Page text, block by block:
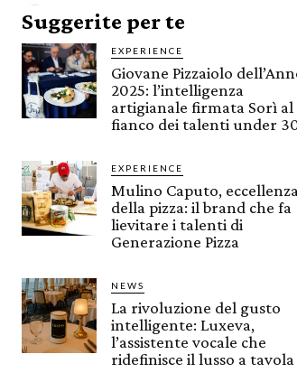
Suggerite per te
EXPERIENCE
Giovane Pizzaiolo
2025: l’intelligenza
artigianale firmata Sorì al
fianco dei talenti under
EXPERIENCE
Mulino Caputo, eccellenza
della pizza: il brand che fa
lievitare i talenti di
Generazione Pizza
NEWS
La rivoluzione del gusto
intelligente: Luxeva,
l’assistente vocale che
ridefinisce il lusso a tavola